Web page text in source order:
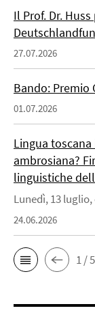
Il Prof. Dr.
27.07.2026
Bando: Premio
01.07.2026
Lingua
ambrosiana?
linguistiche
Lunedì, 13
24.06.2026
1 / 5